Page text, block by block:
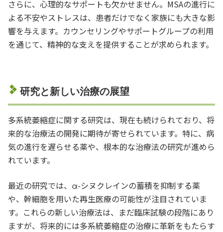
さらに、心理的なサポートも欠かせません。MSAの進行に
よる不安やストレスは、患者だけでなく家族にも大きな影
響を与えます。カウンセリングやサポートグループの利用
を通じて、精神的な支えを提供することが求められます。
研究と新しい治療の展望
多系統萎縮症に関する研究は、現在も続けられており、将
来的な治療法の開発に期待が寄せられています。特に、病
気の進行を遅らせる薬や、根本的な治療法の研究が進めら
れています。
最近の研究では、α-シヌクレインの蓄積を抑制する薬
や、幹細胞を用いた再生医療の可能性が注目されていま
す。これらの新しい治療法は、まだ臨床試験の段階にあり
ますが、将来的には多系統萎縮症の治療に革新をもたらす